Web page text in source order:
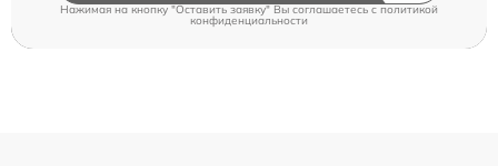
Нажимая на кнопку "Оставить заявку" Вы соглашаетесь cполитикой
конфиденциальности